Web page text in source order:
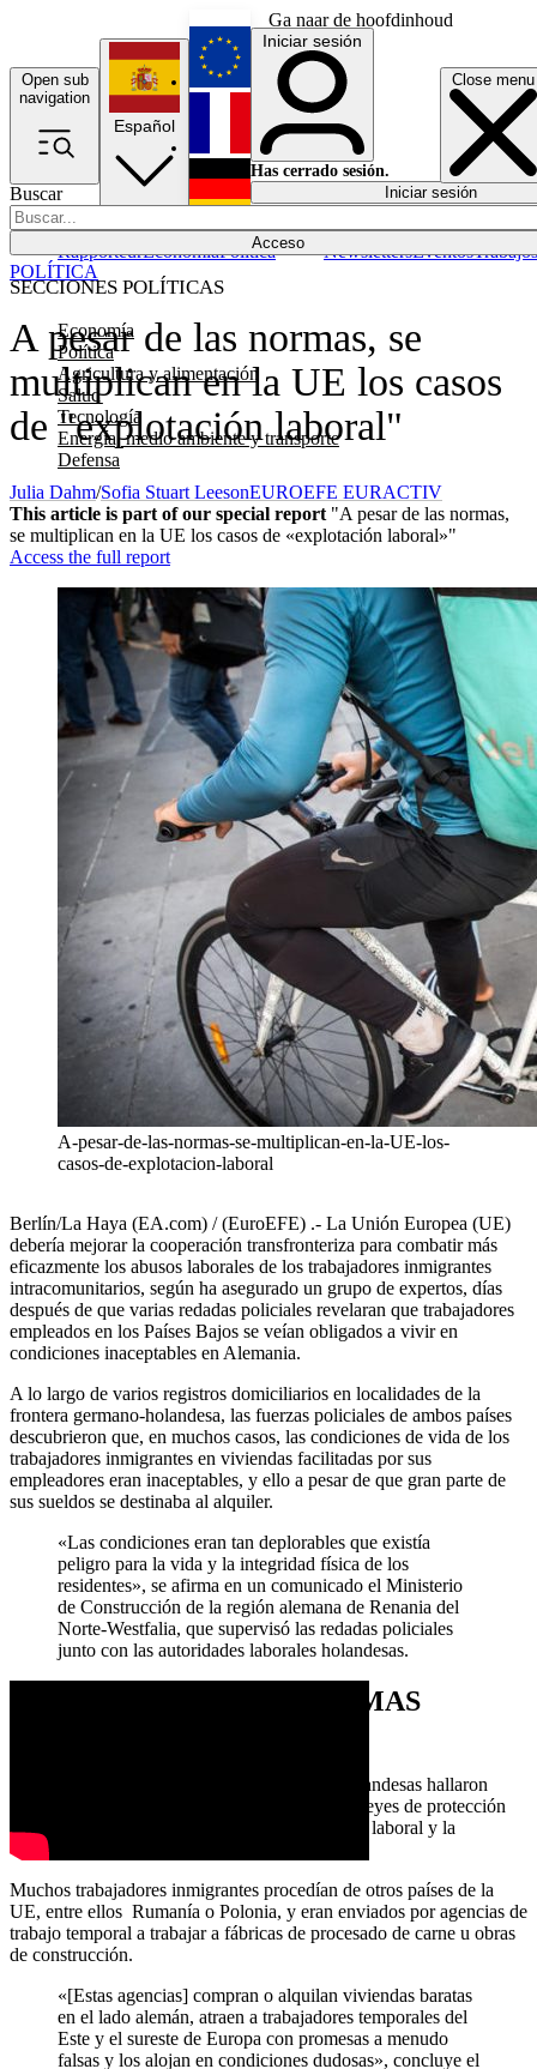
Ga naar de hoofdinhoud
Open sub
navigation
Close menu
Buscar
Acceso
SECCIONES POLÍTICAS
Economía
Política
Agricultura y alimentación
Salud
Tecnología
Energía, medio ambiente y transporte
Defensa
RapporteurEconomíaPolítica NewslettersEventosTrabajos
Español
English
Français
Iniciar sesión
Has cerrado sesión.
Iniciar sesión
A pesar de las normas, se
multiplican en la UE los casos
de "explotación laboral"
POLÍTICA
Julia Dahm/Sofia Stuart LeesonEUROEFE EURACTIV
This article is part of our special report "A pesar de las normas,
se multiplican en la UE los casos de «explotación laboral»"
Access the full report
A-pesar-de-las-normas-se-multiplican-en-la-UE-los-
casos-de-explotacion-laboral
Berlín/La Haya (EA.com) / (EuroEFE) .- La Unión Europea (UE)
debería mejorar la cooperación transfronteriza para combatir más
eficazmente los abusos laborales de los trabajadores inmigrantes
intracomunitarios, según ha asegurado un grupo de expertos, días
después de que varias redadas policiales revelaran que trabajadores
empleados en los Países Bajos se veían obligados a vivir en
condiciones inaceptables en Alemania.
A lo largo de varios registros domiciliarios en localidades de la
frontera germano-holandesa, las fuerzas policiales de ambos países
descubrieron que, en muchos casos, las condiciones de vida de los
trabajadores inmigrantes en viviendas facilitadas por sus
empleadores eran inaceptables, y ello a pesar de que gran parte de
sus sueldos se destinaba al alquiler.
«Las condiciones eran tan deplorables que existía
peligro para la vida y la integridad física de los
residentes», se afirma en un comunicado el Ministerio
de Construcción de la región alemana de Renania del
Norte-Westfalia, que supervisó las redadas policiales
junto con las autoridades laborales holandesas.
VIOLACIÓN DE LAS NORMAS
El comunicado añade que las autoridades neerlandesas hallaron
pruebas de «flagrantes incumplimientos de las leyes de protección
laboral», incluidos el salario mínimo, la jornada laboral y la
protección contra el despido.
Muchos trabajadores inmigrantes procedían de otros países de la
UE, entre ellos Rumanía o Polonia, y eran enviados por agencias de
trabajo temporal a trabajar a fábricas de procesado de carne u obras
de construcción.
«[Estas agencias] compran o alquilan viviendas baratas
en el lado alemán, atraen a trabajadores temporales del
Este y el sureste de Europa con promesas a menudo
falsas y los alojan en condiciones dudosas», concluye el